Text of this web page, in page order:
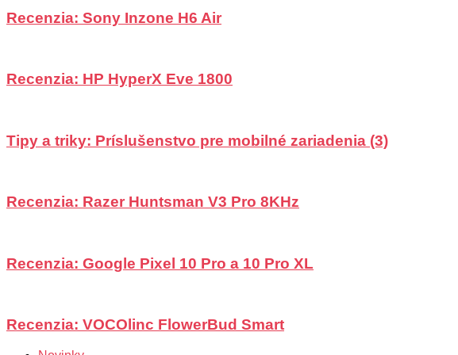
Recenzia: Sony Inzone H6 Air
Recenzia: HP HyperX Eve 1800
Tipy a triky: Príslušenstvo pre mobilné zariadenia (3)
Recenzia: Razer Huntsman V3 Pro 8KHz
Recenzia: Google Pixel 10 Pro a 10 Pro XL
Recenzia: VOCOlinc FlowerBud Smart